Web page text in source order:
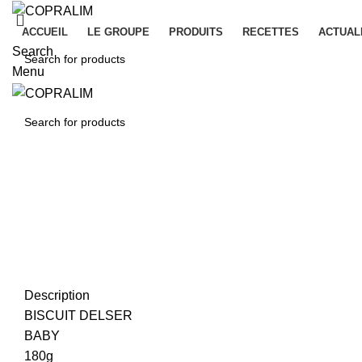
ACCUEIL LE GROUPE PRODUITS RECETTES
Search
Menu
Description
BISCUIT DELSER
BABY
180g